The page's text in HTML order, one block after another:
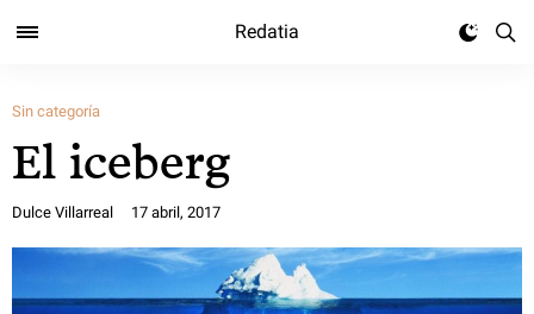
Redatia
Sin categoría
El iceberg
Dulce Villarreal 17 abril, 2017